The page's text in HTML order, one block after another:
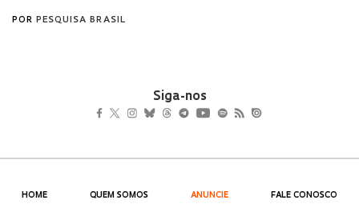
Siga-nos
HOME QUEM SOMOS ANUNCIE FALE CONOSCO